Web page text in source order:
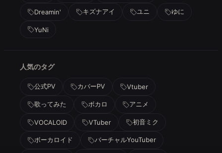
Dreamin' キズナアイ ユニ ゆに
YuNi
人気のタグ
公式PV カバーPV Vtuber
歌ってみた ボカロ アニメ
VOCALOID VTuber 初音ミク
ボーカロイド バーチャルYouTuber